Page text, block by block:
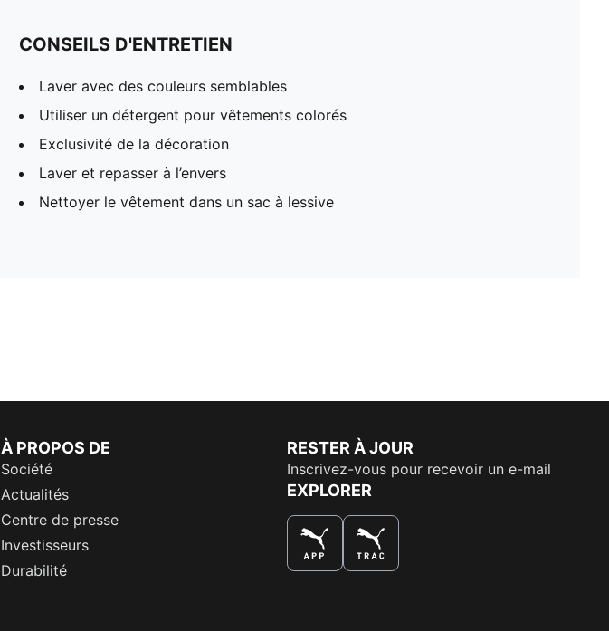
CONSEILS D'ENTRETIEN
Laver avec des couleurs semblables
Utiliser un détergent pour vêtements colorés
Exclusivité de la décoration
Laver et repasser à l’envers
Nettoyer le vêtement dans un sac à lessive
À PROPOS DE
Société
Actualités
Centre de presse
Investisseurs
Durabilité
RESTER À JOUR
Inscrivez-vous pour recevoir un e-mail
EXPLORER